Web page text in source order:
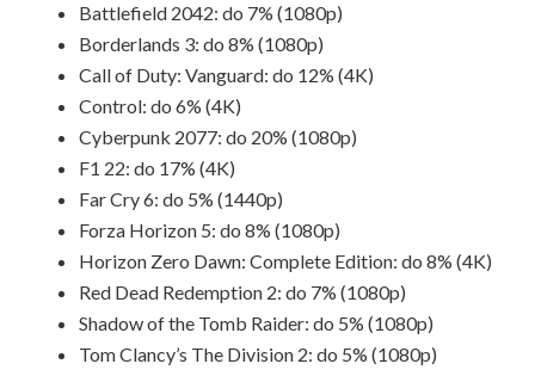
Battlefield 2042: do 7% (1080p)
Borderlands 3: do 8% (1080p)
Call of Duty: Vanguard: do 12% (4K)
Control: do 6% (4K)
Cyberpunk 2077: do 20% (1080p)
F1 22: do 17% (4K)
Far Cry 6: do 5% (1440p)
Forza Horizon 5: do 8% (1080p)
Horizon Zero Dawn: Complete Edition: do 8% (4K)
Red Dead Redemption 2: do 7% (1080p)
Shadow of the Tomb Raider: do 5% (1080p)
Tom Clancy’s The Division 2: do 5% (1080p)